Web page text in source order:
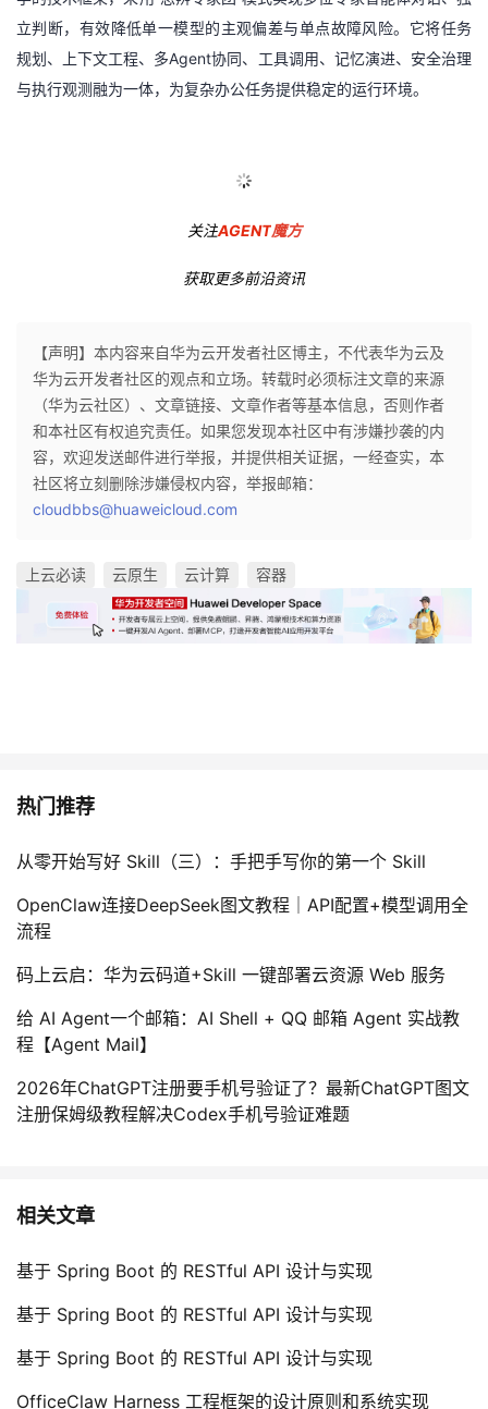
立判断，有效降低单一模型的主观偏差与单点故障风险。它将任务
规划、上下文工程、多Agent协同、工具调用、记忆演进、安全治理
与执行观测融为一体，为复杂办公任务提供稳定的运行环境。
关注AGENT魔方
获取更多前沿资讯
【声明】本内容来自华为云开发者社区博主，不代表华为云及
华为云开发者社区的观点和立场。转载时必须标注文章的来源
（华为云社区）、文章链接、文章作者等基本信息，否则作者
和本社区有权追究责任。如果您发现本社区中有涉嫌抄袭的内
容，欢迎发送邮件进行举报，并提供相关证据，一经查实，本
社区将立刻删除涉嫌侵权内容，举报邮箱：
cloudbbs@huaweicloud.com
上云必读 云原生 云计算 容器
热门推荐
从零开始写好 Skill（三）：手把手写你的第一个 Skill
OpenClaw连接DeepSeek图文教程｜API配置+模型调用全
流程
码上云启：华为云码道+Skill 一键部署云资源 Web 服务
给 AI Agent一个邮箱：AI Shell + QQ 邮箱 Agent 实战教
程【Agent Mail】
2026年ChatGPT注册要手机号验证了？最新ChatGPT图文
注册保姆级教程解决Codex手机号验证难题
相关文章
基于 Spring Boot 的 RESTful API 设计与实现
基于 Spring Boot 的 RESTful API 设计与实现
基于 Spring Boot 的 RESTful API 设计与实现
OfficeClaw Harness 工程框架的设计原则和系统实现